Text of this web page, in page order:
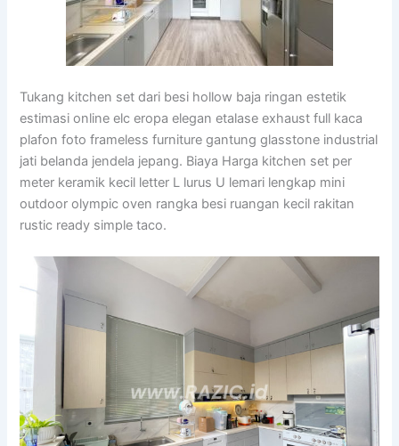
Tukang kitchen set dari besi hollow baja ringan estetik
estimasi online elc eropa elegan etalase exhaust full kaca
plafon foto frameless furniture gantung glasstone industrial
jati belanda jendela jepang. Biaya Harga kitchen set per
meter keramik kecil letter L lurus U lemari lengkap mini
outdoor olympic oven rangka besi ruangan kecil rakitan
rustic ready simple taco.